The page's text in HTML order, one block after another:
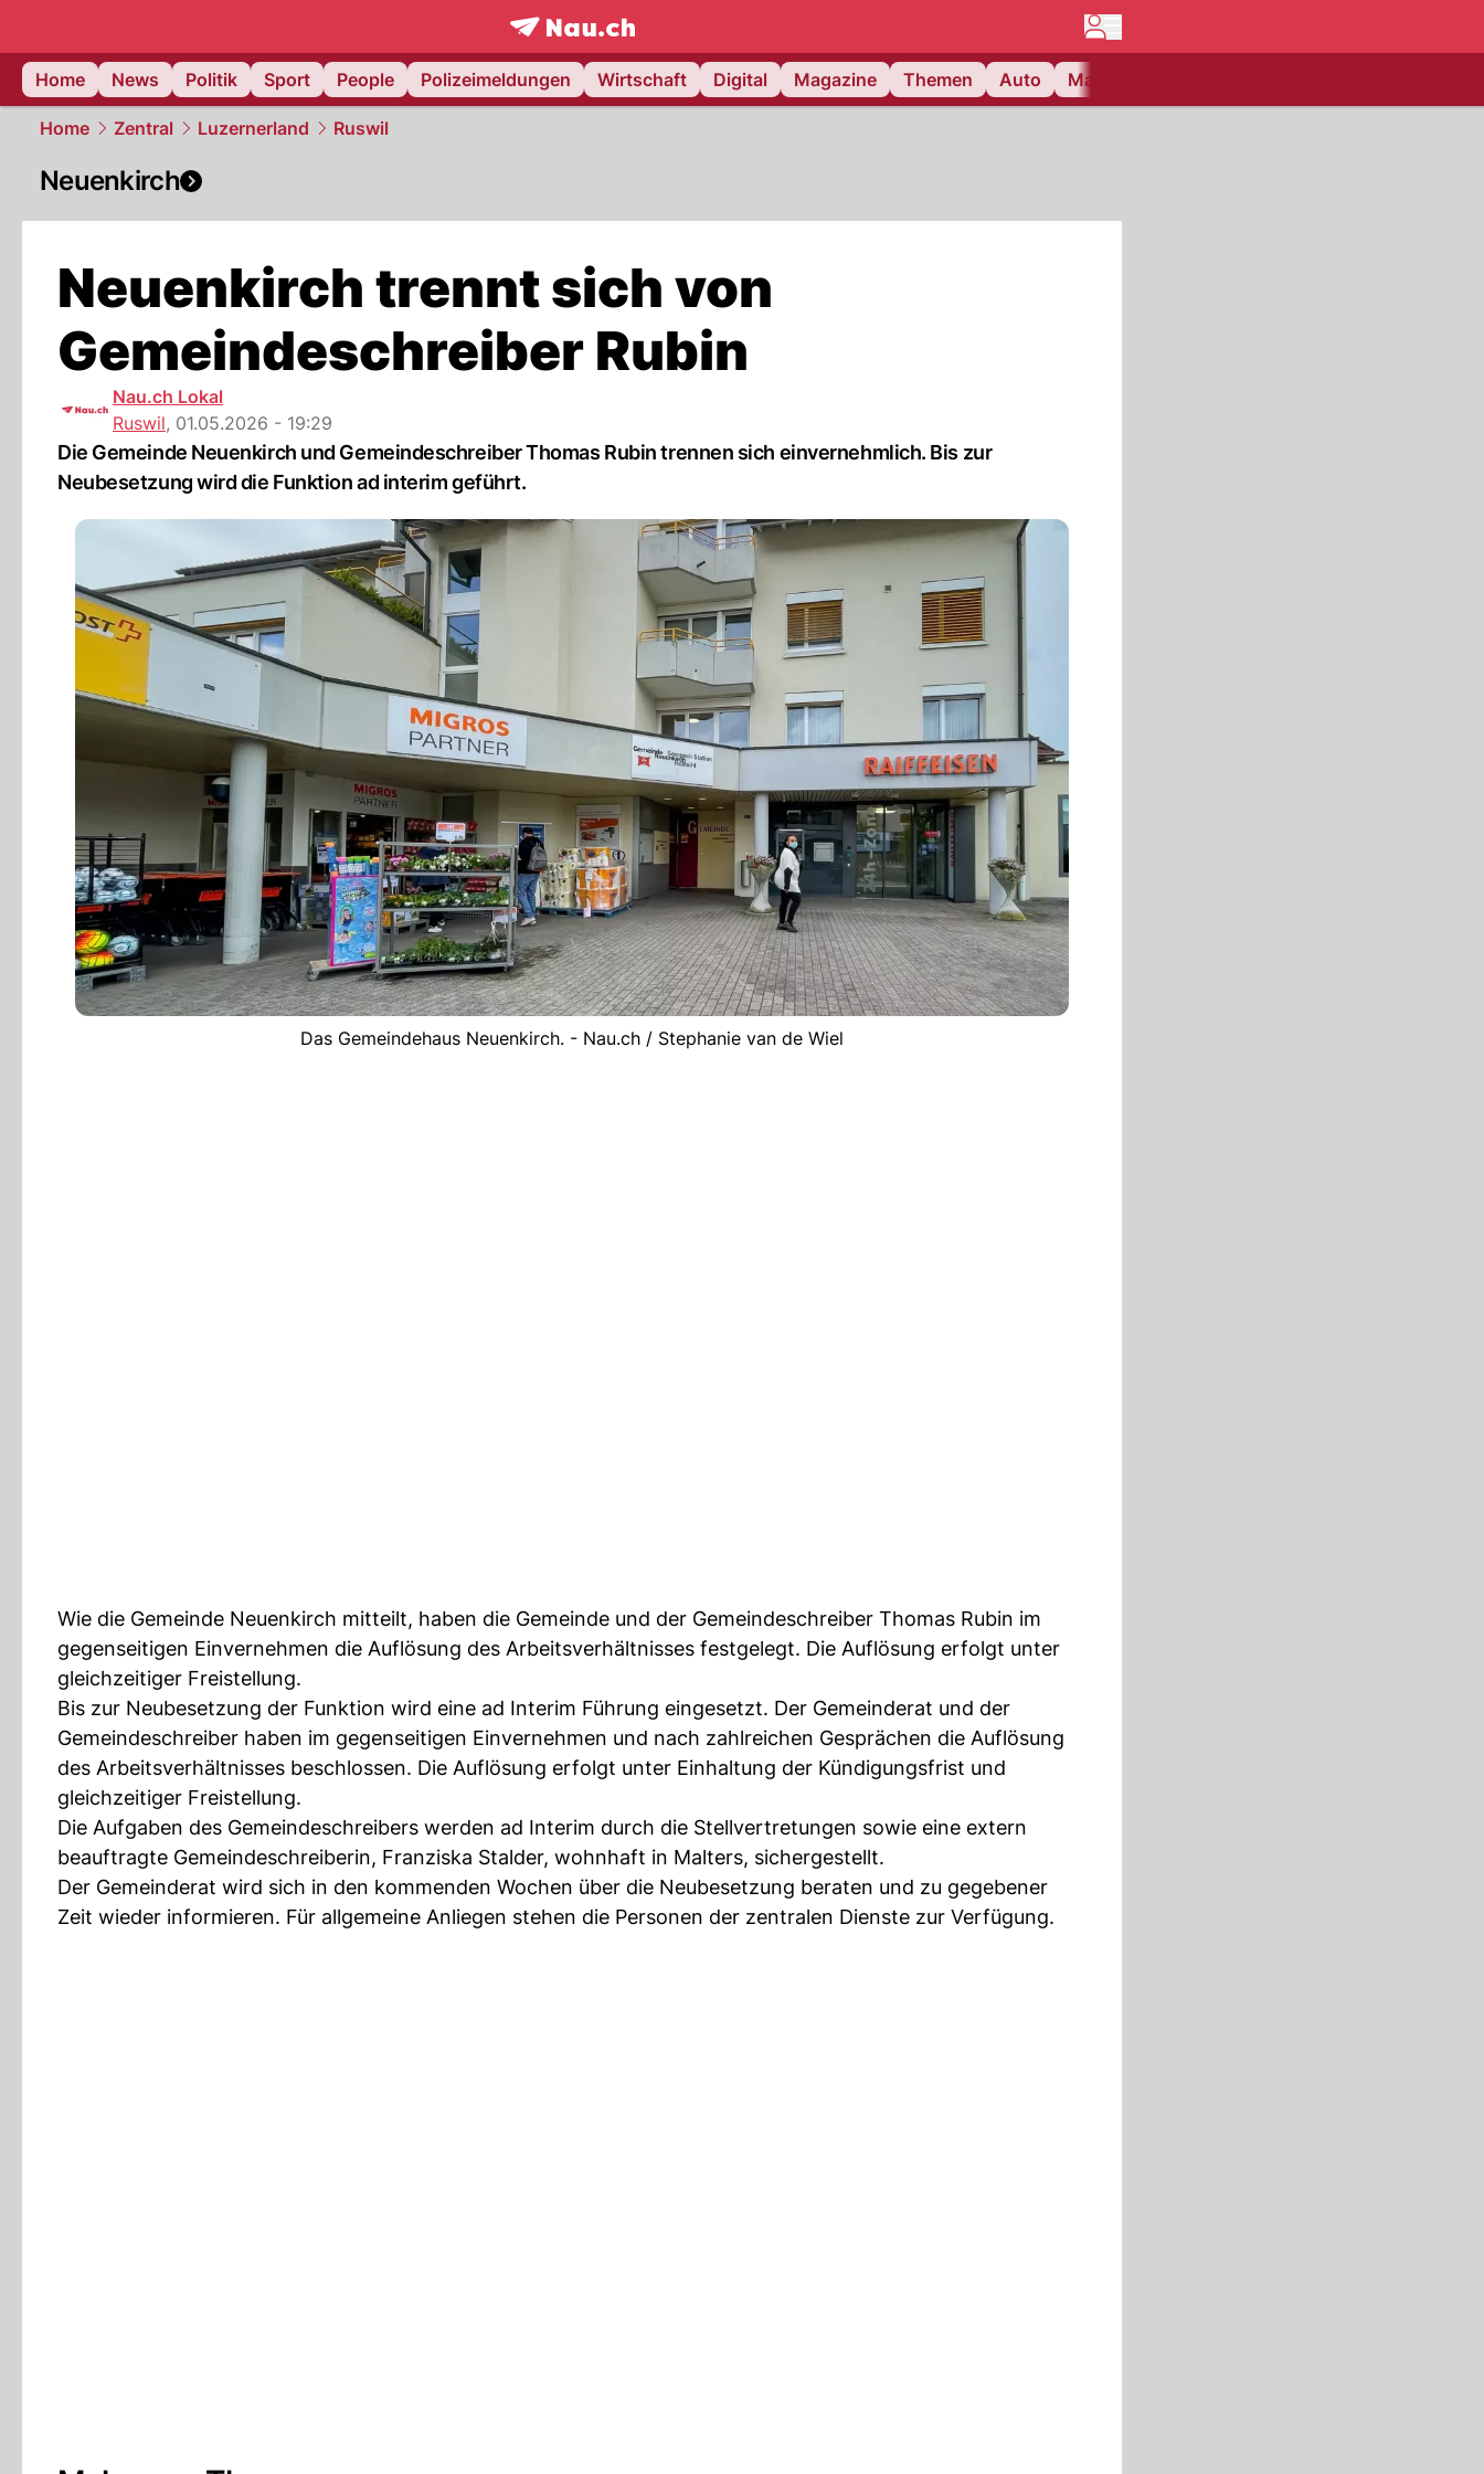
frontpage.NAU.ch
Home
News Politik Sport People Polizeimeldungen Wirtschaft Digital Magazine Themen Auto Matchcenter
Home Zentral Luzernerland Ruswil
Neuenkirch
Neuenkirch trennt sich von
Gemeindeschreiber Rubin
Nau.ch Lokal
Ruswil, 01.05.2026 - 19:29
Die Gemeinde Neuenkirch und Gemeindeschreiber Thomas Rubin trennen sich einvernehmlich. Bis zur
Neubesetzung wird die Funktion ad interim geführt.
Das Gemeindehaus Neuenkirch. - Nau.ch / Stephanie van de Wiel
Wie die Gemeinde Neuenkirch mitteilt, haben die Gemeinde und der Gemeindeschreiber Thomas Rubin im
gegenseitigen Einvernehmen die Auflösung des Arbeitsverhältnisses festgelegt. Die Auflösung erfolgt unter
gleichzeitiger Freistellung.
Bis zur Neubesetzung der Funktion wird eine ad Interim Führung eingesetzt. Der Gemeinderat und der
Gemeindeschreiber haben im gegenseitigen Einvernehmen und nach zahlreichen Gesprächen die Auflösung
des Arbeitsverhältnisses beschlossen. Die Auflösung erfolgt unter Einhaltung der Kündigungsfrist und
gleichzeitiger Freistellung.
Die Aufgaben des Gemeindeschreibers werden ad Interim durch die Stellvertretungen sowie eine extern
beauftragte Gemeindeschreiberin, Franziska Stalder, wohnhaft in Malters, sichergestellt.
Der Gemeinderat wird sich in den kommenden Wochen über die Neubesetzung beraten und zu gegebener
Zeit wieder informieren. Für allgemeine Anliegen stehen die Personen der zentralen Dienste zur Verfügung.